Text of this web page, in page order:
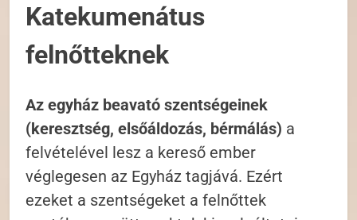
Katekumenátus
felnőtteknek
Az egyház beavató szentségeinek
(keresztség, elsőáldozás, bérmálás) a
felvételével lesz a kereső ember
véglegesen az Egyház tagjává. Ezért
ezeket a szentségeket a felnőttek